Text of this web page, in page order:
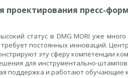
проектирования пресс-
статус в DMG MORI уже
постоянных инноваций.
эту сферу компетенции
для инструментально-
поддержка и работают обучающие